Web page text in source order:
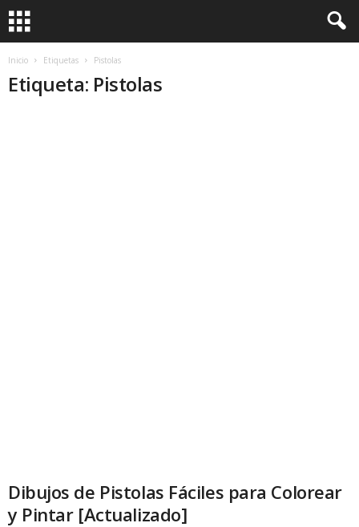
Inicio Etiquetas Pistolas
Etiqueta: Pistolas
Dibujos de Pistolas Fáciles para Colorear
y Pintar [Actualizado]